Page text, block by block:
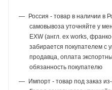
Россия - товар в наличии в
самовывоза уточняйте у
EXW (англ. ex works,
забирается покупателем с
продавца, оплата
обязанность покупателю
Импорт - товар под заказ